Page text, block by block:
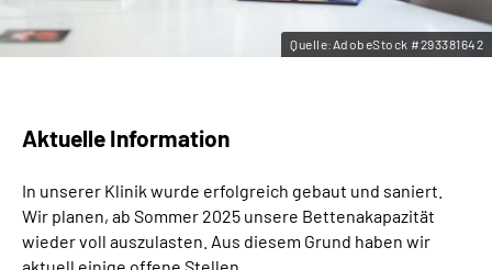
Quelle:AdobeStock #293381642
Aktuelle Information
In unserer Klinik wurde erfolgreich gebaut und saniert.
Wir planen, ab Sommer 2025 unsere Bettenakapazität
wieder voll auszulasten. Aus diesem Grund haben wir